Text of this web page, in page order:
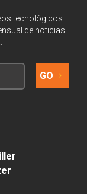
tecnológicos
de noticias